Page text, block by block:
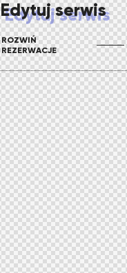
Edytuj serwis
ROZWIŃ
REZERWACJE